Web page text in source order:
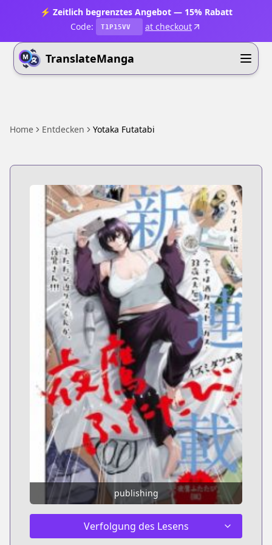
⚡ Zeitlich begrenztes Angebot — 15% Rabatt
Code:
T1P15VV at checkout
TranslateManga
Home Entdecken Yotaka Futatabi
publishing
Verfolgung des Lesens